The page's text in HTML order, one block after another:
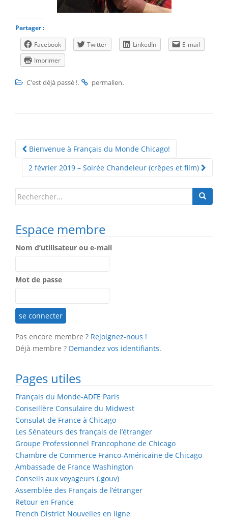
Partager :
Facebook
Twitter LinkedIn
E-mail
Imprimer
C'est déjà passé !. permalien.
Navigation
Article
Bienvenue à Français du Monde Chicago!
2 février 2019 – Soirée Chandeleur (crêpes et film)
Search
Espace membre
Nom d’utilisateur ou e-mail
Mot de passe
Pas encore membre ? Rejoignez-nous !
Déjà membre ? Demandez vos identifiants.
Pages utiles
Français du Monde-ADFE Paris
Conseillère Consulaire du Midwest
Consulat de France à Chicago
Les Sénateurs des français de l’étranger
Groupe Professionnel Francophone de Chicago
Chambre de Commerce Franco-Américaine de Chicago
Ambassade de France Washington
Conseils aux voyageurs (.gouv)
Assemblée des Français de l’étranger
Retour en France
French District Nouvelles en ligne